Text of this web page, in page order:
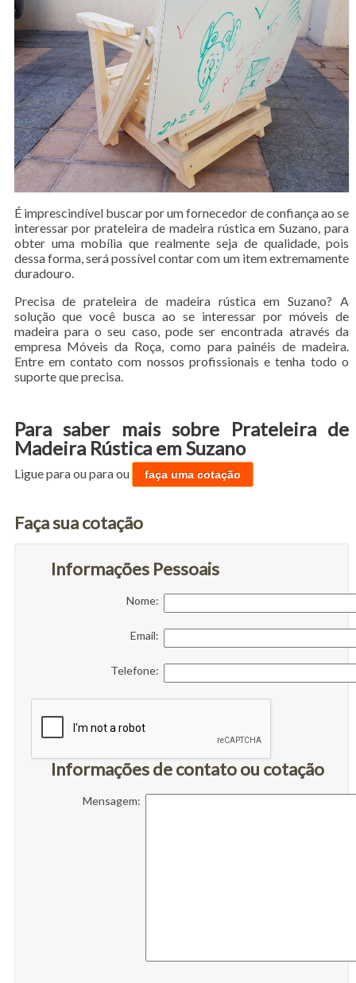
É imprescindível buscar por um fornecedor de confiança ao se
interessar por prateleira de madeira rústica em Suzano, para
obter uma mobília que realmente seja de qualidade, pois
dessa forma, será possível contar com um item extremamente
duradouro.
Precisa de prateleira de madeira rústica em Suzano? A
solução que você busca ao se interessar por móveis de
madeira para o seu caso, pode ser encontrada através da
empresa Móveis da Roça, como para painéis de madeira.
Entre em contato com nossos profissionais e tenha todo o
suporte que precisa.
Para saber mais sobre Prateleira de
Madeira Rústica em Suzano
Ligue paraou paraou faça uma cotação
Faça sua cotação
Informações Pessoais
Nome:
Email:
Telefone:
Informações de contato ou cotação
Mensagem: